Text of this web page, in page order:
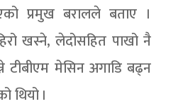
प्रमुख बरालले बताए ।
खस्ने, लेदोसहित पाखो नै
मेसिन अगाडि बढ्न
थियो ।